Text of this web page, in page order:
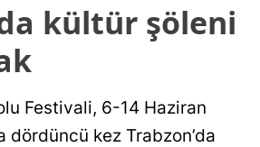
kültür şöleni
Festivali, 6-14 Haziran
dördüncü kez Trabzon’da